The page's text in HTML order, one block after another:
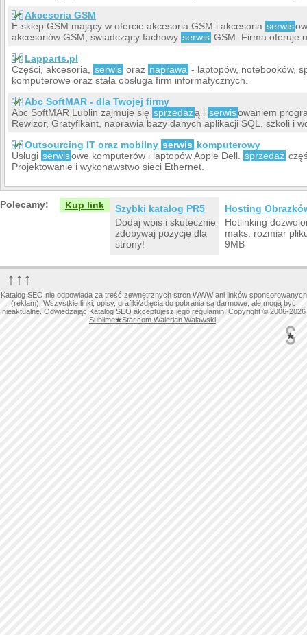
Akcesoria GSM
E-sklep GSM mający w ofercie akcesoria GSM i akcesoria serwis
akcesoriów GSM, świadczący fachowy serwis GSM. Firma oferuje
Lapparts.pl
Części, akcesoria,
serwis oraz naprawa - laptopów, notebooków,
komputerowe oraz stała obsługa firm informatycznych.
Abc SoftMAR - dla Twojej firmy
Abc SoftMAR Lublin zajmuje się sprzedażą i serwisowaniem
Rewizor, Gratyfikant, naprawia bazy danych aplikacji SQL, szkoli i
Outsourcing IT oraz mobilny serwis komputerowy
Usługi serwisowe komputerów i laptopów Apple Dell. sprzedaż
Projektowanie i wykonawstwo sieci Ethernet.
Polecamy: Kup link
Szybki katalog PR5
Dodaj wpis i skutecznie
zdobywaj pozycję dla
strony!
Hosting
Hotlinking
maks. rozmiar
9MB
↑↑↑
Katalog SEO nie odpowiada za treść zewnętrznych stron WWW ani linków sponsorowanych
(reklam). Wszystkie linki, opisy, grafiki/zdjęcia do pobrania są darmowe, ale mogą być
nieaktualne. Odwiedzając Katalog SEO akceptujesz jego regulamin. Copyright © 2006-2026
Sublime★Star.com Walerian Walawski